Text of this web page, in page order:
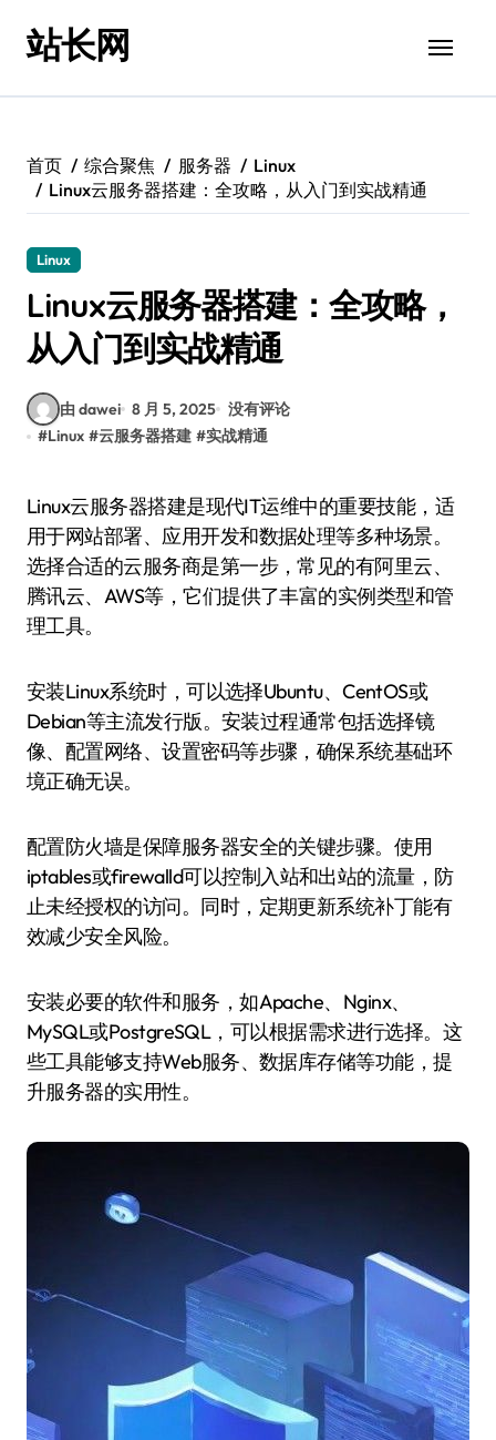
站长网
首页 综合聚焦 服务器
Linux
Linux云服务器搭建：全攻略，从入门到实战精通
Linux
Linux云服务器搭建：全攻略，
从入门到实战精通
由 dawei 8 月 5, 2025 没有评论
#Linux #云服务器搭建 #实战精通
Linux云服务器搭建是现代IT运维中的重要技能，适
用于网站部署、应用开发和数据处理等多种场景。
选择合适的云服务商是第一步，常见的有阿里云、
腾讯云、AWS等，它们提供了丰富的实例类型和管
理工具。
安装Linux系统时，可以选择Ubuntu、CentOS或
Debian等主流发行版。安装过程通常包括选择镜
像、配置网络、设置密码等步骤，确保系统基础环
境正确无误。
配置防火墙是保障服务器安全的关键步骤。使用
iptables或firewalld可以控制入站和出站的流量，防
止未经授权的访问。同时，定期更新系统补丁能有
效减少安全风险。
安装必要的软件和服务，如Apache、Nginx、
MySQL或PostgreSQL，可以根据需求进行选择。这
些工具能够支持Web服务、数据库存储等功能，提
升服务器的实用性。